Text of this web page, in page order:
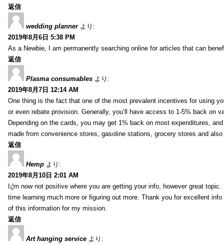
返信
wedding planner より:
2019年8月6日 5:38 PM
As a Newbie, I am permanently searching online for articles that can
返信
Plasma consumables より:
2019年8月7日 12:14 AM
One thing is the fact that one of the most prevalent incentives for using
or even rebate provision. Generally, you’ll have access to 1-5% back on
Depending on the cards, you may get 1% back on most expenditures,
made from convenience stores, gasoline stations, grocery stores and also
返信
Hemp より:
2019年8月10日 2:01 AM
I¡¦m now not positive where you are getting your info, however great
time learning much more or figuring out more. Thank you for excellent
of this information for my mission.
返信
Art hanging service より: